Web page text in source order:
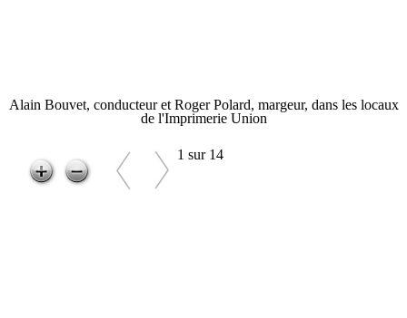
Alain Bouvet, conducteur et Roger Polard, margeur, dans les locaux
de l'Imprimerie Union
1 sur 14